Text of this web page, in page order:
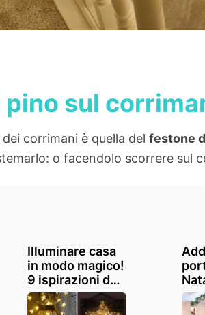
sul
corrimani è quella del festone
o facendolo scorrere sul
Illuminare casa
in modo magico!
9 ispirazioni da
non perdere